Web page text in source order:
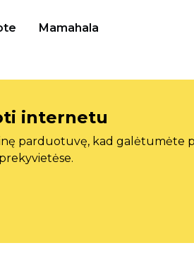
Mamahala
internetu
parduotuvę, kad galėtumėte